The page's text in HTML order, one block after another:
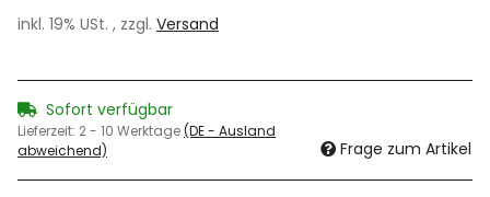
inkl. 19% USt. , zzgl. Versand
Sofort verfügbar
Lieferzeit: 2 - 10 Werktage(DE - Ausland
abweichend)
Frage zum Artikel